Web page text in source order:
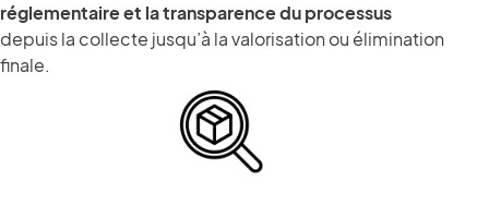
réglementaire et la transparence du processus
depuis la collecte jusqu’à la valorisation ou élimination
finale.